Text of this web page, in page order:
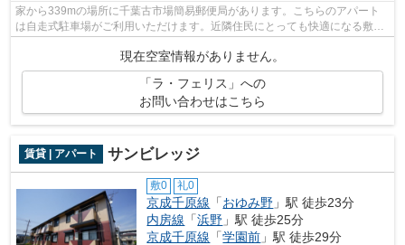
家から339mの場所に千葉古市場簡易郵便局があります。こちらのアパート
は自走式駐車場がご利用いただけます。近隣住民にとっても快適になる敷地
内ごみ置き場付きです。パソコンを快適...
現在空室情報がありません。
「ラ・フェリス」への
お問い合わせはこちら
賃貸 | アパート サンビレッジ
敷0 礼0
京成千原線 「おゆみ野 」駅 徒歩23分
内房線 「浜野 」駅 徒歩25分
京成千原線 「学園前 」駅 徒歩29分